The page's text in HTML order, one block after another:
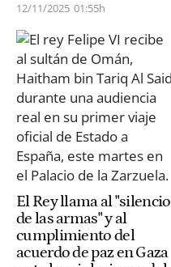
12/11/2025 01:55h
El Rey llama al "silencio
de las armas" y al
cumplimiento del
acuerdo de paz en Gaza